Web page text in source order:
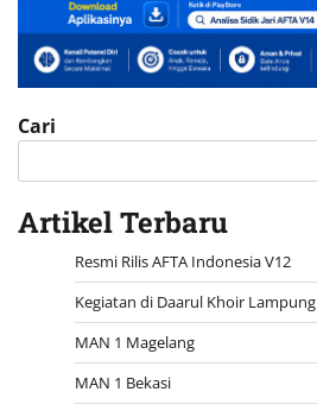
Cari
Artikel Terbaru
Resmi Rilis AFTA Indonesia V12
Kegiatan di Daarul Khoir Lampung
MAN 1 Magelang
MAN 1 Bekasi